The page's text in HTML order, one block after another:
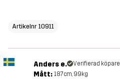
Artikelnr 10911
Anders e. Verifierad köpare
Mått: 187cm, 99kg